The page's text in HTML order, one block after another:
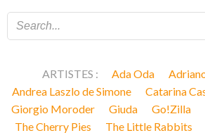
ARTISTES : Ada Oda
Andrea Laszlo de Simone
Catarina
Giorgio Moroder
Giuda Go!Zilla
The Cherry Pies
The Little Rabbits